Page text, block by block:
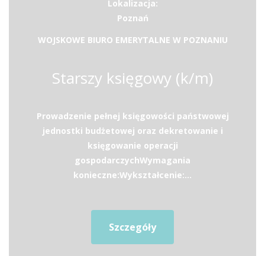
Lokalizacja:
Poznań
WOJSKOWE BIURO EMERYTALNE W POZNANIU
Starszy księgowy (k/m)
Prowadzenie pełnej księgowości państwowej
jednostki budżetowej oraz dekretowanie i
księgowanie operacji
gospodarczychWymagania
konieczne:Wykształcenie:...
Szczegóły